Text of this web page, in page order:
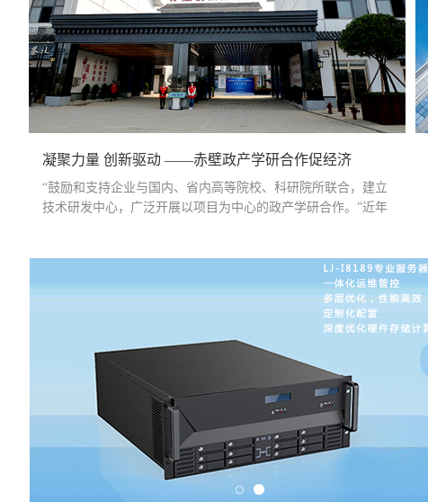
凝聚力量 创新驱动 ——赤壁政产学研合作促经济
“鼓励和支持企业与国内、省内高等院校、科研院所联合，建立
技术研发中心，广泛开展以项目为中心的政产学研合作。”近年